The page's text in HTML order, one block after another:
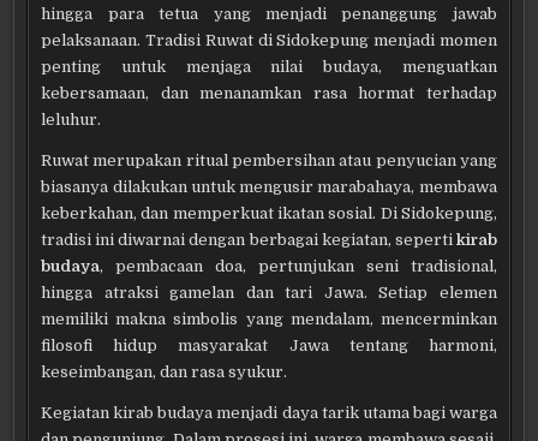
hingga para tetua yang menjadi penanggung jawab
pelaksanaan. Tradisi Ruwat di Sidokepung menjadi momen
penting untuk menjaga nilai budaya, menguatkan
kebersamaan, dan menanamkan rasa hormat terhadap
leluhur.
Ruwat merupakan ritual pembersihan atau penyucian yang
biasanya dilakukan untuk mengusir marabahaya, membawa
keberkahan, dan memperkuat ikatan sosial. Di Sidokepung,
tradisi ini diwarnai dengan berbagai kegiatan, seperti kirab
budaya, pembacaan doa, pertunjukan seni tradisional,
hingga atraksi gamelan dan tari Jawa. Setiap elemen
memiliki makna simbolis yang mendalam, mencerminkan
filosofi hidup masyarakat Jawa tentang harmoni,
keseimbangan, dan rasa syukur.
Kegiatan kirab budaya menjadi daya tarik utama bagi warga